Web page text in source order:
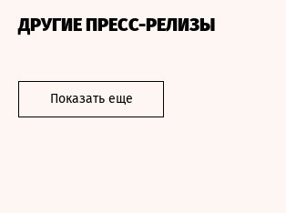
ДРУГИЕ ПРЕСС-РЕЛИЗЫ
Показать еще